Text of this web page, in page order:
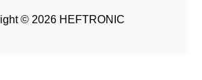
© 2026 HEFTRONIC